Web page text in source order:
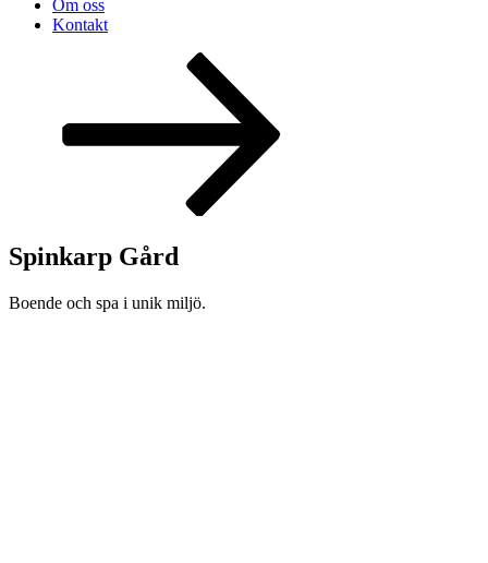
Om oss
Kontakt
Spinkarp Gård
Boende och spa i unik miljö.